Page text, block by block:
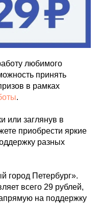
любимого
принять
в рамках
.
или заглянув в
приобрести яркие
разных
город Петербург».
всего 29 рублей,
на поддержку